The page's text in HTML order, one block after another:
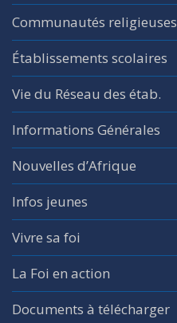
Communautés religieuses
Établissements scolaires
Vie du Réseau des étab.
Informations Générales
Nouvelles d’Afrique
Infos jeunes
Vivre sa foi
La Foi en action
Documents à télécharger